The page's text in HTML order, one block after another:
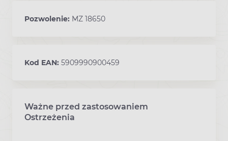
Pozwolenie: MZ 18650
Kod EAN: 5909990900459
Ważne przed zastosowaniem
Ostrzeżenia